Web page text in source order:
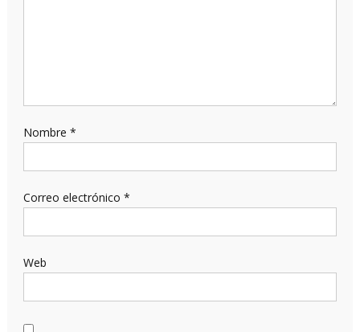
Nombre *
Correo electrónico *
Web